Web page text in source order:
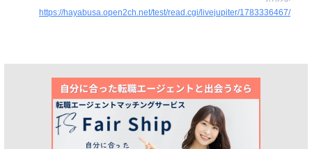
https://hayabusa.open2ch.net/test/read.cgi/livejupiter/1783336467/